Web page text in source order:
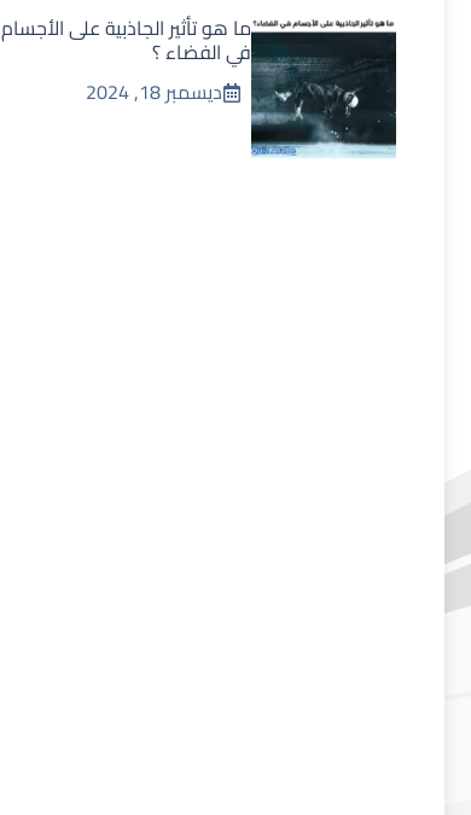
ما هو تأثير الجاذبية على الأجسام
في الفضاء ؟
ديسمبر 18, 2024